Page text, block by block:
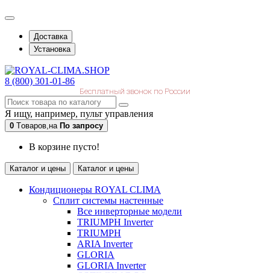
Доставка
Установка
8 (800) 301-01-86
Бесплатный звонок по России
Я ищу, например, пульт управления
0 Tоваров,на По запросу
В корзине пусто!
Каталог и цены Каталог и цены
Кондиционеры ROYAL CLIMA
Сплит системы настенные
Все инверторные модели
TRIUMPH Inverter
TRIUMPH
ARIA Inverter
GLORIA
GLORIA Inverter